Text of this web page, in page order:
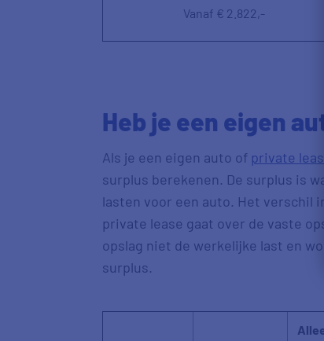
Vanaf € 2.822,-
Heb je een eigen
Als je een eigen auto of private
surplus berekenen. De surplus is
lasten voor een auto. Het verschil
private lease gaat over de vaste
opslag niet de werkelijke last en
surplus.